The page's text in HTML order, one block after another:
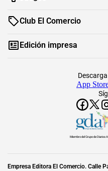
Club El Comercio
Edición impresa
App
Miembro del Grupo de Diarios
Empresa Editora El Comercio. Calle